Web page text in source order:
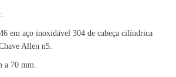
0.07€ through 0.26€
em aço inoxidável 304 de cabeça cilíndrica
Allen n5.
a 70 mm.